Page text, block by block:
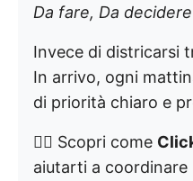
Da fare, Da
Invece di districarsi
In arrivo, ogni
di priorità chiaro e
👉🏼 Scopri come
aiutarti a coordinare